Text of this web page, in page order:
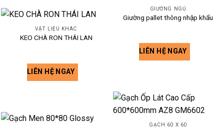
GIƯỜNG NGỦ
Giường pallet thông nhập khẩu
LIÊN HỆ NGAY
VẬT LIỆU KHÁC
KEO CHÀ RON THÁI LAN
LIÊN HỆ NGAY
GẠCH 60 X 60